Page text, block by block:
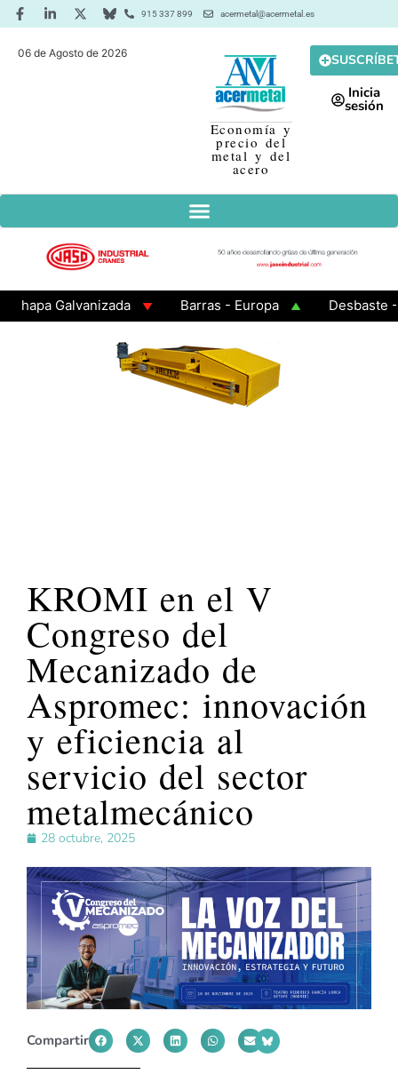
915 337 899 acermetal@acermetal.es
06 de Agosto de 2026
Economía y
precio del
metal y del
acero
Inicia
sesión
Galvanizada Barras - Europa
Desbaste -
KROMI en el V
Congreso del
Mecanizado de
Aspromec: innovación
y eficiencia al
servicio del sector
metalmecánico
28 octubre, 2025
Compartir